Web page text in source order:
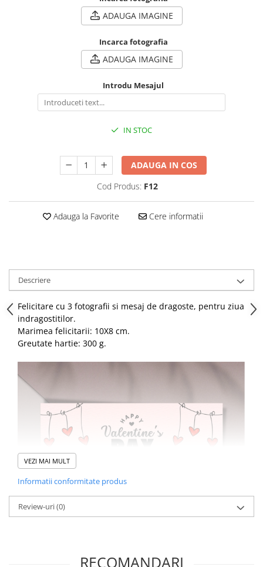
ADAUGA IMAGINE
Incarca fotografia
ADAUGA IMAGINE
Introdu Mesajul
IN STOC
ADAUGA IN COS
Cod Produs: F12
Adauga la Favorite Cere informatii
Descriere
Felicitare cu 3 fotografii si mesaj de dragoste, pentru ziua
indragostitilor.
Marimea felicitarii: 10X8 cm.
Greutate hartie: 300 g.
VEZI MAI MULT
Informatii conformitate produs
Review-uri(0)
RECOMANDARI